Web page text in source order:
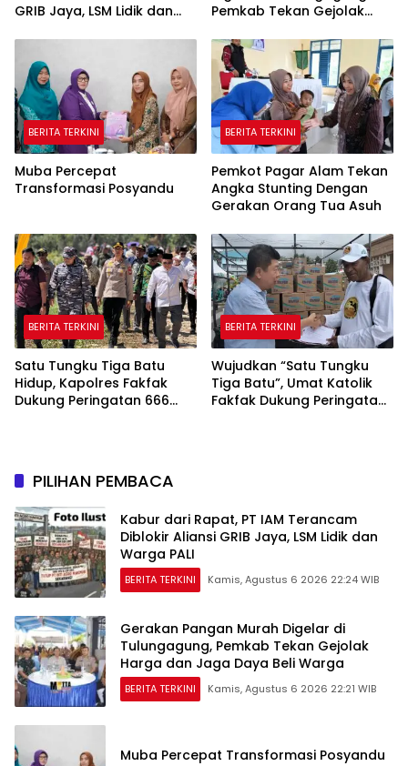
GRIB Jaya, LSM Lidik dan
Pemkab Tekan Gejolak
Warga
BERITA TERKINI
Muba Percepat
Transformasi Posyandu
BERITA TERKINI
Pemkot Pagar Alam Tekan
Angka Stunting Dengan
Gerakan Orang Tua Asuh
BERITA TERKINI
Satu Tungku Tiga Batu
Hidup, Kapolres Fakfak
Dukung Peringatan 666
BERITA TERKINI
Wujudkan “Satu Tungku
Tiga Batu”, Umat Katolik
Fakfak Dukung Peringatan
PILIHAN PEMBACA
Kabur dari Rapat, PT IAM Terancam
Diblokir Aliansi GRIB Jaya, LSM Lidik dan
Warga PALI
BERITA TERKINI Kamis, Agustus 6 2026 22:24 WIB
Gerakan Pangan Murah Digelar di
Tulungagung, Pemkab Tekan Gejolak
Harga dan Jaga Daya Beli Warga
BERITA TERKINI Kamis, Agustus 6 2026 22:21 WIB
Muba Percepat Transformasi Posyandu